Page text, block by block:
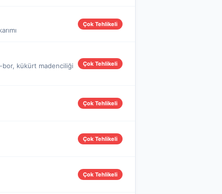
Çok Tehlikeli
kükürt madenciliği
Çok Tehlikeli
Çok Tehlikeli
Çok Tehlikeli
Çok Tehlikeli